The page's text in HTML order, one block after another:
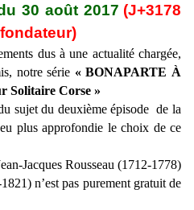
30 août 2017 (J+3178
dus à une actualité chargée,
notre série « BONAPARTE À
Solitaire Corse »
sujet du deuxième épisode de la
plus approfondie le choix de ce
Jacques Rousseau (1712-1778)
n’est pas purement gratuit de